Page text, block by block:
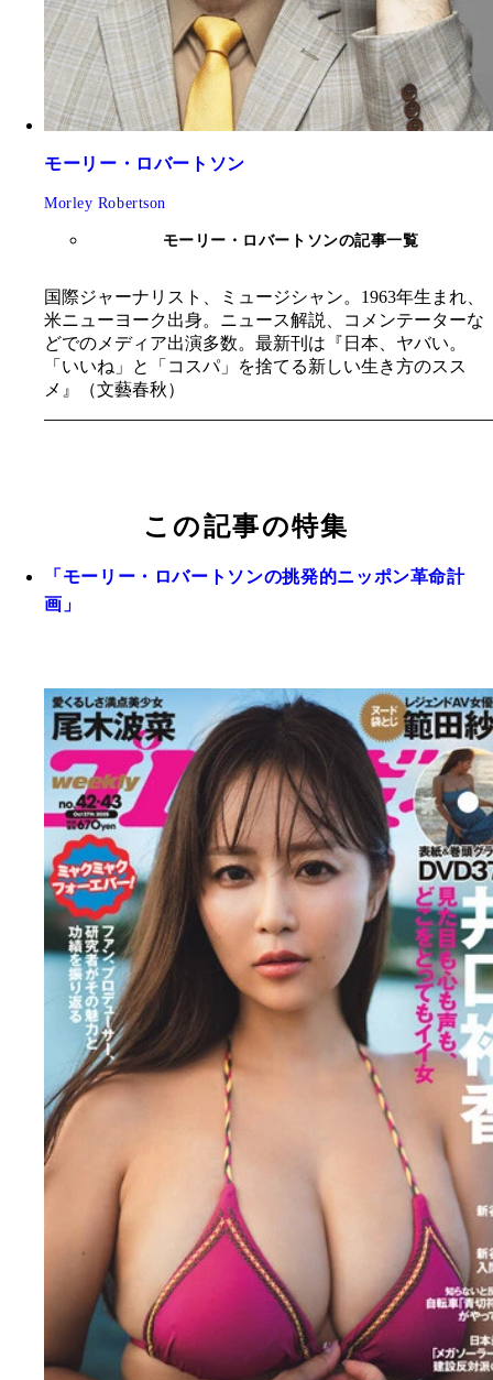
モーリー・ロバートソン
Morley Robertson
モーリー・ロバートソンの記事一覧
国際ジャーナリスト、ミュージシャン。1963年生まれ、
米ニューヨーク出身。ニュース解説、コメンテーターな
どでのメディア出演多数。最新刊は『日本、ヤバい。
「いいね」と「コスパ」を捨てる新しい生き方のスス
メ』（文藝春秋）
この記事の特集
「モーリー・ロバートソンの挑発的ニッポン革命計
画」